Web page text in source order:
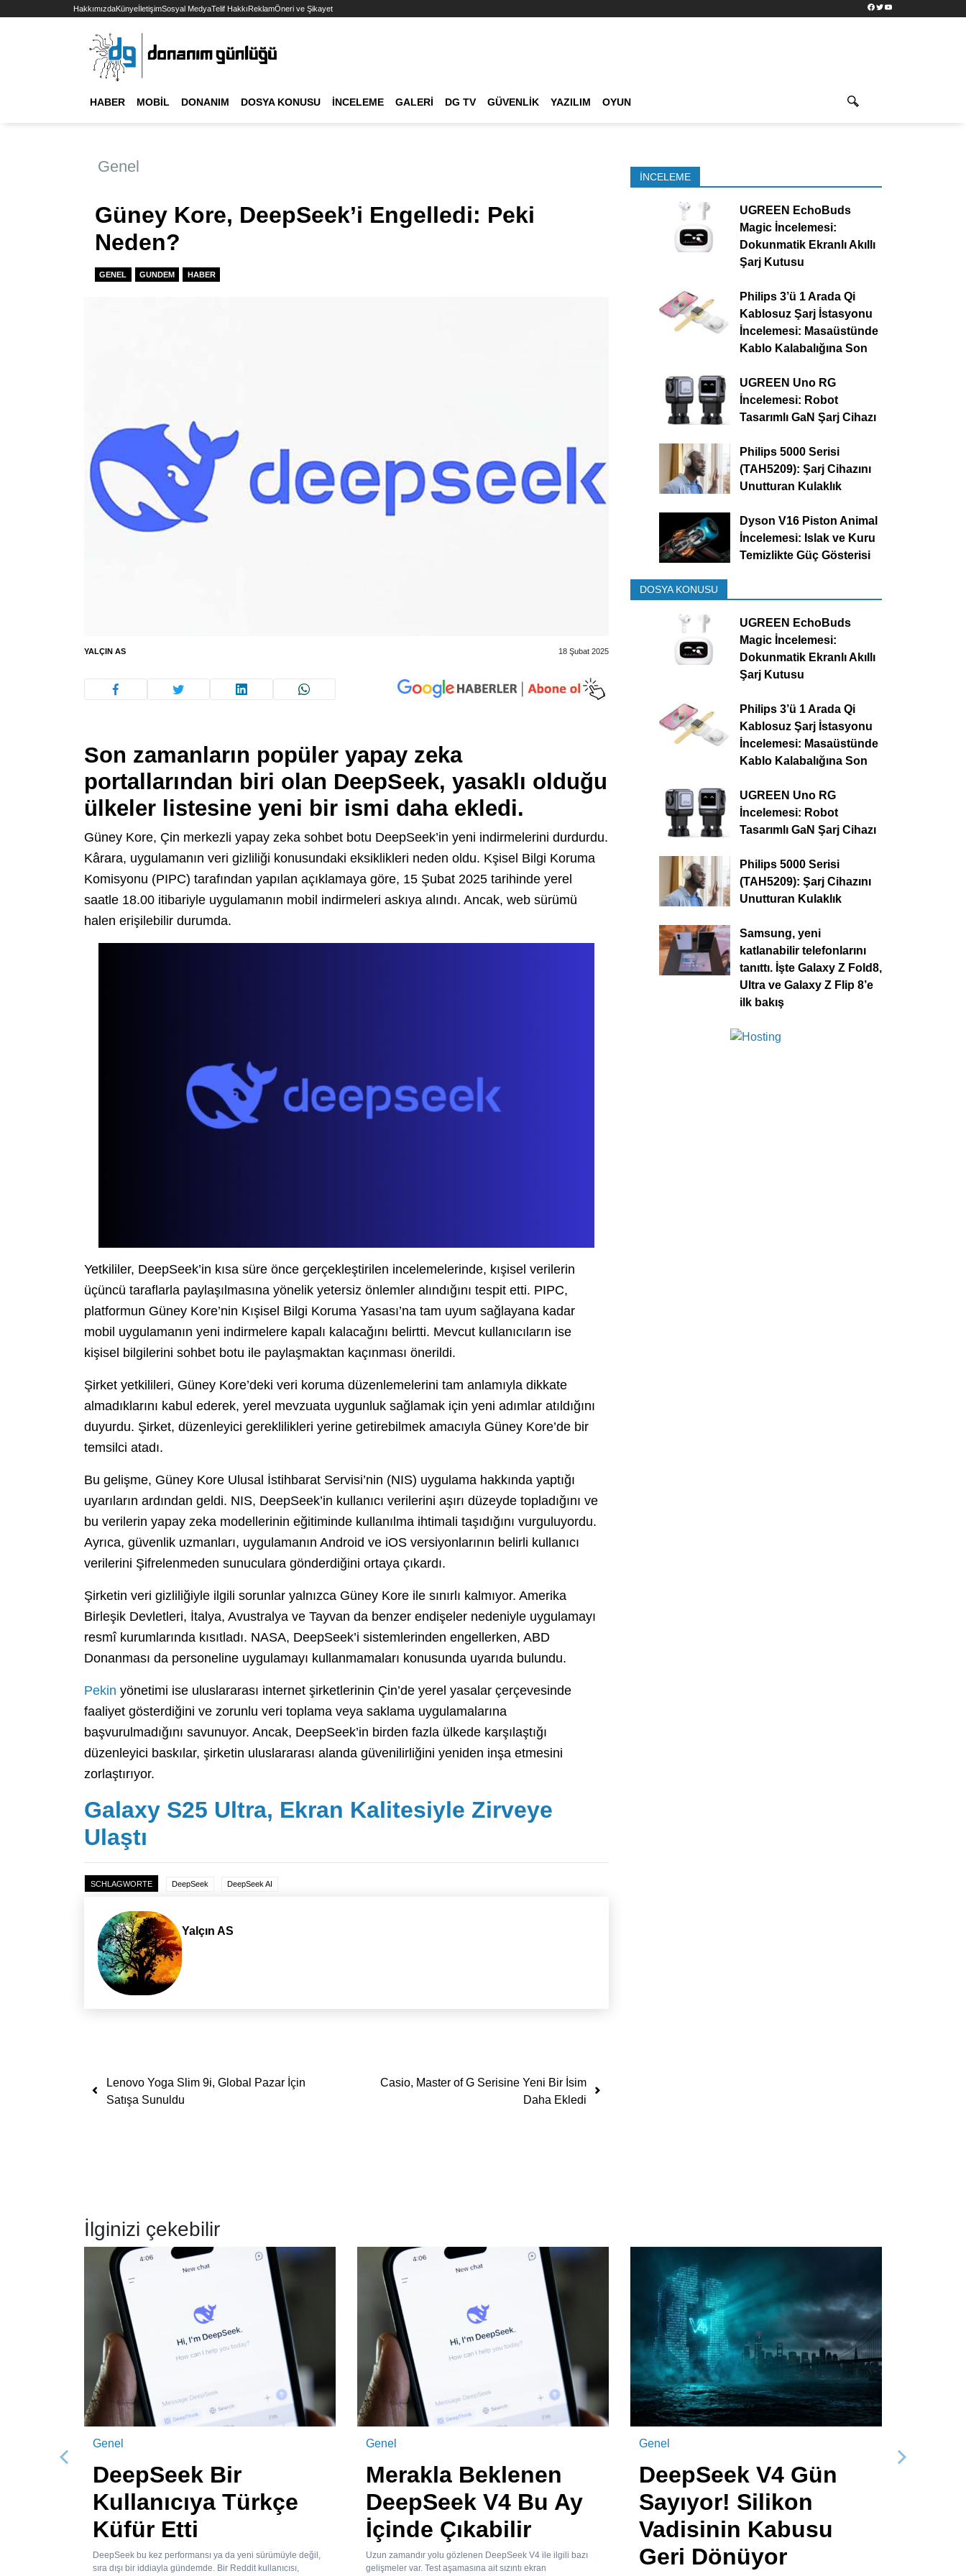
HakkımızdaKünyeİletişimSosyal MedyaTelif HakkıReklamÖneri ve Şikayet Facebook
TwitterYouTube
HABER MOBIL DONANIM DOSYA KONUSU İNCELEME GALERI DG TV GÜVENLIK YAZILIM OYUN
Genel
Güney Kore, DeepSeek’i Engelledi: Peki
Neden?
GENEL GUNDEM HABER
YALÇIN AS 18 Şubat 2025
Son zamanların popüler yapay zeka
portallarından biri olan DeepSeek, yasaklı olduğu
ülkeler listesine yeni bir ismi daha ekledi.
Güney Kore, Çin merkezli yapay zeka sohbet botu DeepSeek’in yeni indirmelerini durdurdu.
Kârara, uygulamanın veri gizliliği konusundaki eksiklikleri neden oldu. Kşisel Bilgi Koruma
Komisyonu (PIPC) tarafından yapılan açıklamaya göre, 15 Şubat 2025 tarihinde yerel
saatle 18.00 itibariyle uygulamanın mobil indirmeleri askıya alındı. Ancak, web sürümü
halen erişilebilir durumda.
Yetkililer, DeepSeek’in kısa süre önce gerçekleştirilen incelemelerinde, kışisel verilerin
üçüncü taraflarla paylaşılmasına yönelik yetersiz önlemler alındığını tespit etti. PIPC,
platformun Güney Kore’nin Kışisel Bilgi Koruma Yasası’na tam uyum sağlayana kadar
mobil uygulamanın yeni indirmelere kapalı kalacağını belirtti. Mevcut kullanıcıların ise
kişisel bilgilerini sohbet botu ile paylaşmaktan kaçınması önerildi.
Şirket yetkilileri, Güney Kore’deki veri koruma düzenlemelerini tam anlamıyla dikkate
almadıklarını kabul ederek, yerel mevzuata uygunluk sağlamak için yeni adımlar atıldığını
duyurdu. Şirket, düzenleyici gereklilikleri yerine getirebilmek amacıyla Güney Kore’de bir
temsilci atadı.
Bu gelişme, Güney Kore Ulusal İstihbarat Servisi’nin (NIS) uygulama hakkında yaptığı
uyarıların ardından geldi. NIS, DeepSeek’in kullanıcı verilerini aşırı düzeyde topladığını ve
bu verilerin yapay zeka modellerinin eğitiminde kullanılma ihtimali taşıdığını vurguluyordu.
Ayrıca, güvenlik uzmanları, uygulamanın Android ve iOS versiyonlarının belirli kullanıcı
verilerini Şifrelenmeden sunuculara gönderdiğini ortaya çıkardı.
Şirketin veri gizliliğiyle ilgili sorunlar yalnızca Güney Kore ile sınırlı kalmıyor. Amerika
Birleşik Devletleri, İtalya, Avustralya ve Tayvan da benzer endişeler nedeniyle uygulamayı
resmî kurumlarında kısıtladı. NASA, DeepSeek’i sistemlerinden engellerken, ABD
Donanması da personeline uygulamayı kullanmamaları konusunda uyarıda bulundu.
Pekin yönetimi ise uluslararası internet şirketlerinin Çin’de yerel yasalar çerçevesinde
faaliyet gösterdiğini ve zorunlu veri toplama veya saklama uygulamalarına
başvurulmadığını savunuyor. Ancak, DeepSeek’in birden fazla ülkede karşılaştığı
düzenleyici baskılar, şirketin uluslararası alanda güvenilirliğini yeniden inşa etmesini
zorlaştırıyor.
Galaxy S25 Ultra, Ekran Kalitesiyle Zirveye
Ulaştı
SCHLAGWORTE DeepSeek DeepSeek AI
Yalçın AS
Yazı dolaşımı
Lenovo Yoga Slim 9i, Global Pazar İçin
Satışa Sunuldu
Casio, Master of G Serisine Yeni Bir İsim
Daha Ekledi
İNCELEME
UGREEN EchoBuds
Magic İncelemesi:
Dokunmatik Ekranlı Akıllı
Şarj Kutusu
Philips 3’ü 1 Arada Qi
Kablosuz Şarj İstasyonu
İncelemesi: Masaüstünde
Kablo Kalabalığına Son
UGREEN Uno RG
İncelemesi: Robot
Tasarımlı GaN Şarj Cihazı
Philips 5000 Serisi
(TAH5209): Şarj Cihazını
Unutturan Kulaklık
Dyson V16 Piston Animal
İncelemesi: Islak ve Kuru
Temizlikte Güç Gösterisi
DOSYA KONUSU
UGREEN EchoBuds
Magic İncelemesi:
Dokunmatik Ekranlı Akıllı
Şarj Kutusu
Philips 3’ü 1 Arada Qi
Kablosuz Şarj İstasyonu
İncelemesi: Masaüstünde
Kablo Kalabalığına Son
UGREEN Uno RG
İncelemesi: Robot
Tasarımlı GaN Şarj Cihazı
Philips 5000 Serisi
(TAH5209): Şarj Cihazını
Unutturan Kulaklık
Samsung, yeni
katlanabilir telefonlarını
tanıttı. İşte Galaxy Z Fold8,
Ultra ve Galaxy Z Flip 8’e
ilk bakış
İlginizi çekebilir
Genel
DeepSeek Bir
Kullanıcıya Türkçe
Küfür Etti
DeepSeek bu kez performansı ya da yeni sürümüyle değil,
sıra dışı bir iddiayla gündemde. Bir Reddit kullanıcısı,
Genel
Merakla Beklenen
DeepSeek V4 Bu Ay
İçinde Çıkabilir
Uzun zamandır yolu gözlenen DeepSeek V4 ile ilgili bazı
gelişmeler var. Test aşamasına ait sızıntı ekran
Genel
DeepSeek V4 Gün
Sayıyor! Silikon
Vadisinin Kabusu
Geri Dönüyor
Önceki Sonraki